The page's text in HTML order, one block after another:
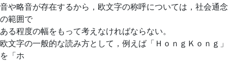
音や略音が存在するから，欧文字の称呼については，社会通念
の範囲で
ある程度の幅をもって考えなければならない。
欧文字の一般的な読み方として，例えば「ＨｏｎｇＫｏｎｇ」
を「ホ